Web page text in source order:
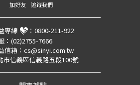
加好友 追蹤我們
專線 ： 0800-211-922
： (02)2755-7666
信箱： cs@sinyi.com.tw
市信義區信義路五段100號